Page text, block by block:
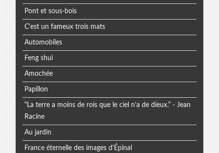
Pont et sous-bois
C'est un fameux trois mats
Automobiles
Feng shui
Amochée
Papillon
“La terre a moins de rois que le ciel n’a de dieux.” - Jean
Racine
Au jardin
France éternelle des images d'Épinal